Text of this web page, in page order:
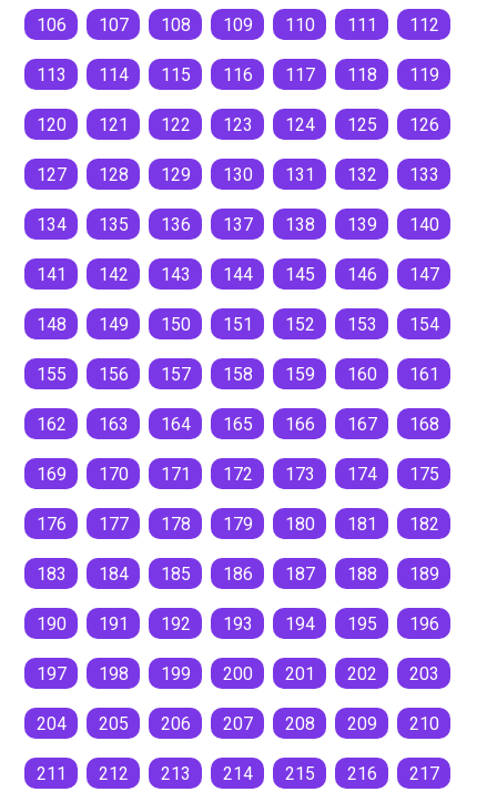
106 107 108 109 110 111 112
113 114 115 116 117 118 119
120 121 122 123 124 125 126
127 128 129 130 131 132 133
134 135 136 137 138 139 140
141 142 143 144 145 146 147
148 149 150 151 152 153 154
155 156 157 158 159 160 161
162 163 164 165 166 167 168
169 170 171 172 173 174 175
176 177 178 179 180 181 182
183 184 185 186 187 188 189
190 191 192 193 194 195 196
197 198 199 200 201 202 203
204 205 206 207 208 209 210
211 212 213 214 215 216 217